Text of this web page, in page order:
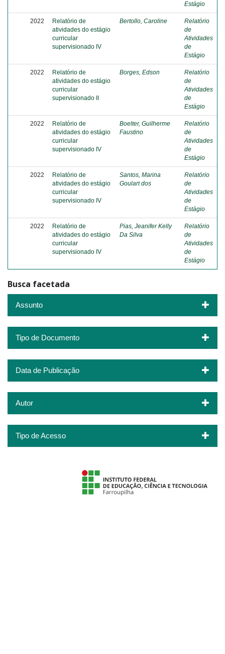
Estágio
2022
Relatório de
atividades do estágio
curricular
supervisionado IV
Bertollo, Caroline
Relatório
de
Atividades
de
Estágio
2022
Relatório de
atividades do estágio
curricular
supervisionado II
Borges, Edson
Relatório
de
Atividades
de
Estágio
2022
Relatório de
atividades do estágio
curricular
supervisionado IV
Boelter, Guilherme
Faustino
Relatório
de
Atividades
de
Estágio
2022
Relatório de
atividades do estágio
curricular
supervisionado IV
Santos, Marina
Goulart dos
Relatório
de
Atividades
de
Estágio
2022
Relatório de
atividades do estágio
curricular
supervisionado IV
Pias, Jeanifer Kelly
Da Silva
Relatório
de
Atividades
de
Estágio
Busca facetada
Assunto
Tipo de Documento
Data de Publicação
Autor
Tipo de Acesso